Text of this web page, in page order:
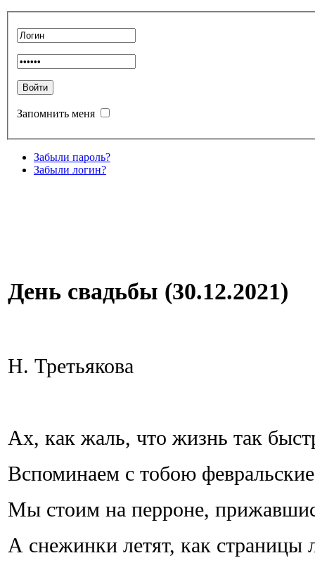
Запомнить меня
Забыли пароль?
Забыли логин?
День свадьбы (30.12.2021)
Н. Третьякова
Ах, как жаль, что жизнь так
Вспоминаем с тобою
Мы стоим на перроне,
А снежинки летят, как страницы